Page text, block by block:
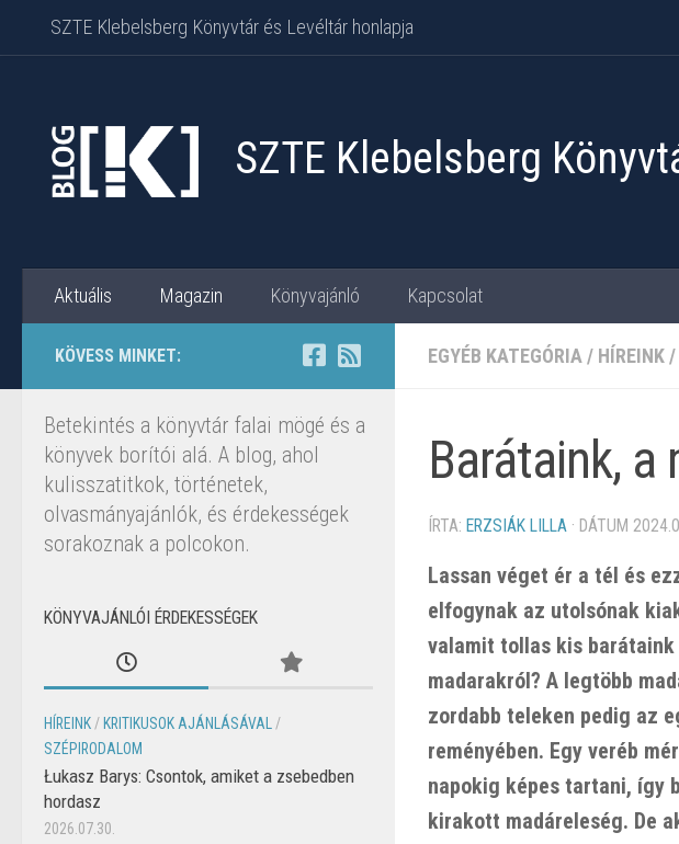
Skip to content
SZTE Klebelsberg Könyvtár és Levéltár honlapja
SZTE Klebelsberg
Aktuális Magazin Könyvajánló Kapcsolat
EGYÉB KATEGÓRIA / HÍREINK /
Barátaink, a
ÍRTA: ERZSIÁK LILLA · DÁTUM
Lassan véget ér a tél és
elfogynak az utolsónak
valamit tollas kis
madarakról? A legtöbb
zordabb teleken pedig az
reményében. Egy veréb
napokig képes tartani, így
kirakott madáreleség. De
KÖVESS MINKET:
Betekintés a könyvtár falai mögé és a
könyvek borítói alá. A blog, ahol
kulisszatitkok, történetek,
olvasmányajánlók, és érdekességek
sorakoznak a polcokon.
KÖNYVAJÁNLÓI ÉRDEKESSÉGEK
HÍREINK / KRITIKUSOK AJÁNLÁSÁVAL
/
SZÉPIRODALOM
Łukasz Barys: Csontok, amiket a zsebedben
hordasz
2026.07.30.